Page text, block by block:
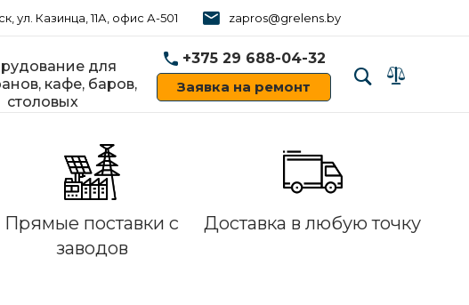
ул. Казинца, 11А, офис А-501 zapros@grelens.by
для
кафе, баров,
столовых
+375 29 688-04-32
Заявка на ремонт
Прямые поставки с
заводов
Доставка в любую точку